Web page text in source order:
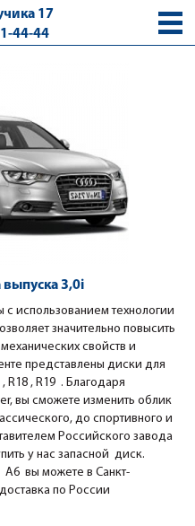
17
44-44
выпуска 3,0i
с использованием технологии
значительно повысить
свойств и
представлены диски для
R18 , R19 . Благодаря
вы сможете изменить облик
до спортивного и
Российского завода
у нас запасной диск.
вы можете в Санкт-
по России